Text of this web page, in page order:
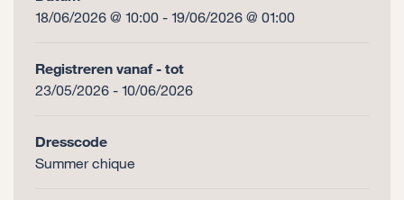
18/06/2026 @ 10:00 - 19/06/2026 @ 01:00
Registreren vanaf - tot
23/05/2026 - 10/06/2026
Dresscode
Summer chique